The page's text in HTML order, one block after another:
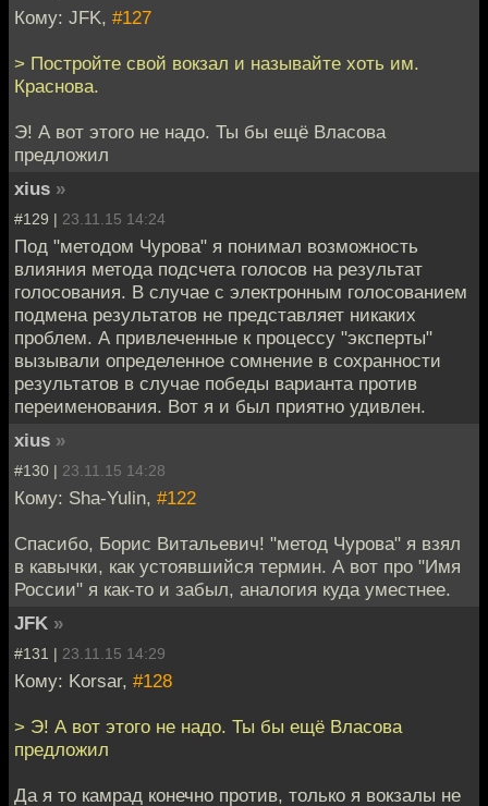
Кому: JFK, #127
> Постройте свой вокзал и называйте хоть им.
Краснова.
Э! А вот этого не надо. Ты бы ещё Власова
предложил
xius »
#129 | 23.11.15 14:24
Под "методом Чурова" я понимал возможность
влияния метода подсчета голосов на результат
голосования. В случае с электронным голосованием
подмена результатов не представляет никаких
проблем. А привлеченные к процессу "эксперты"
вызывали определенное сомнение в сохранности
результатов в случае победы варианта против
переименования. Вот я и был приятно удивлен.
xius »
#130 | 23.11.15 14:28
Кому: Sha-Yulin, #122
Спасибо, Борис Витальевич! "метод Чурова" я взял
в кавычки, как устоявшийся термин. А вот про "Имя
России" я как-то и забыл, аналогия куда уместнее.
JFK »
#131 | 23.11.15 14:29
Кому: Korsar, #128
> Э! А вот этого не надо. Ты бы ещё Власова
предложил
Да я то камрад конечно против, только я вокзалы не